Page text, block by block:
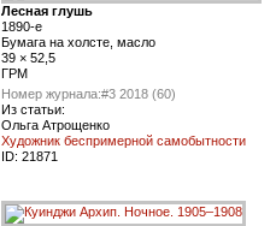
Лесная глушь
1890-е
Бумага на холсте, масло
39 × 52,5
ГРМ
Номер журнала:#3 2018 (60)
Из статьи:
Ольга Атрощенко
Художник беспримерной самобытности
ID: 21871